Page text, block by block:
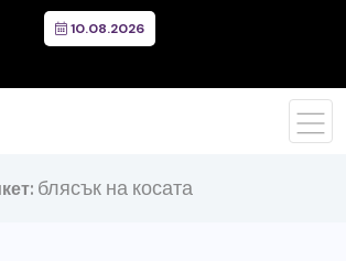
10.08.2026
блясък на косата